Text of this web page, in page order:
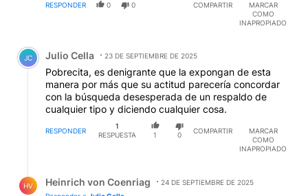
RESPONDER 0 0 COMPARTIR
MARCAR
COMO
INAPROPIADO
Comentario de Julio Cella.
JC Julio Cella 23 DE SEPTIEMBRE DE 2025
Pobrecita, es denigrante que la expongan de esta
manera por más que su actitud parecería concordar
con la búsqueda desesperada de un respaldo de
cualquier tipo y diciendo cualquier cosa.
RESPONDER
1
RESPUESTA
1 0
COMPARTIR
MARCAR
COMO
INAPROPIADO
HV Heinrich von Coenriag
24 DE SEPTIEMBRE DE 2025